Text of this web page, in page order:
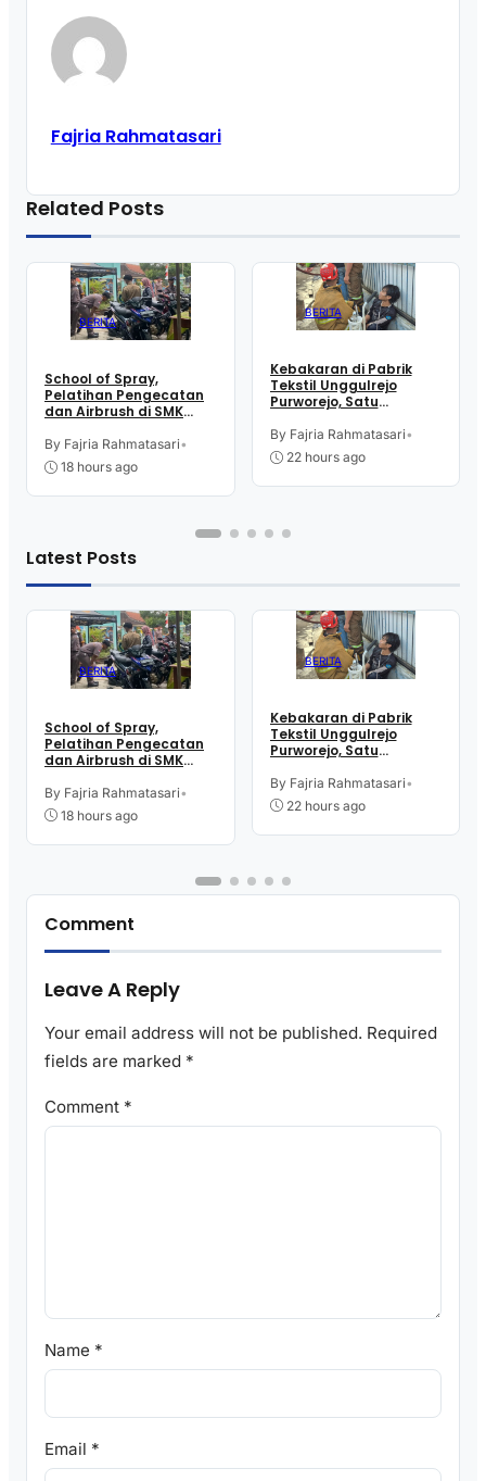
Fajria Rahmatasari
Related Posts
BERITA
School of Spray,
Pelatihan Pengecatan
dan Airbrush di SMK
Kutoarjo
By Fajria Rahmatasari•
18 hours ago
BERITA
Kebakaran di Pabrik
Tekstil Unggulrejo
Purworejo, Satu
Tulang, Petugas
Damkar Sesak Nafas
By Fajria Rahmatasari•
22 hours ago
Latest Posts
BERITA
School of Spray,
Pelatihan Pengecatan
dan Airbrush di SMK
Kutoarjo
By Fajria Rahmatasari•
18 hours ago
BERITA
Kebakaran di Pabrik
Tekstil Unggulrejo
Purworejo, Satu
Tulang, Petugas
Damkar Sesak Nafas
By Fajria Rahmatasari•
22 hours ago
Comment
Leave A Reply
Your email address will not be published. Required
fields are marked *
Comment *
Name *
Email *